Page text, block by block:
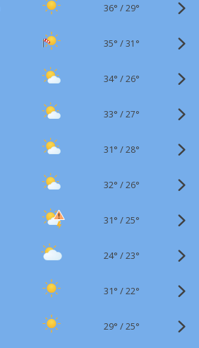
36° /29°
35° /31°
34° /26°
33° /27°
31° /28°
32° /26°
31° /25°
24° /23°
31° /22°
29° /25°